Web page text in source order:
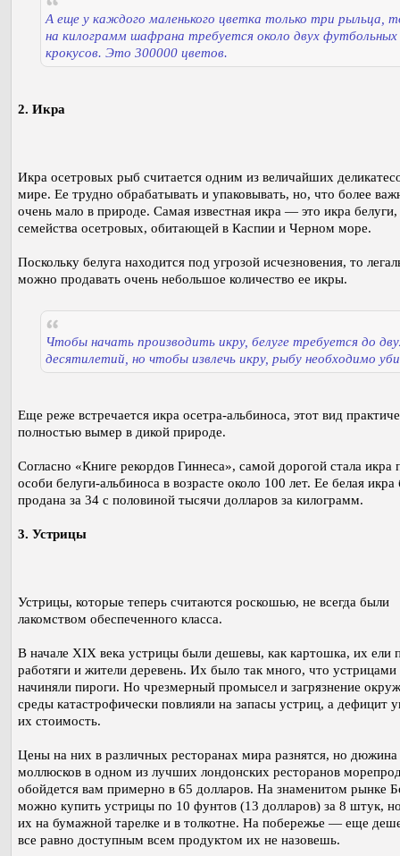
А еще у каждого маленького цветка только три рыльца,
на килограмм шафрана требуется около двух футбольных
крокусов. Это 300000 цветов.
2. Икра
Икра осетровых рыб считается одним из величайших
мире. Ее трудно обрабатывать и упаковывать, но, что более
очень мало в природе. Самая известная икра — это икра
семейства осетровых, обитающей в Каспии и Черном море.
Поскольку белуга находится под угрозой исчезновения, то
можно продавать очень небольшое количество ее икры.
Чтобы начать производить икру, белуге требуется до
десятилетий, но чтобы извлечь икру, рыбу необходимо
Еще реже встречается икра осетра-альбиноса, этот вид
полностью вымер в дикой природе.
Согласно «Книге рекордов Гиннеса», самой дорогой стала икра
особи белуги-альбиноса в возрасте около 100 лет. Ее белая икра
продана за 34 с половиной тысячи долларов за килограмм.
3. Устрицы
Устрицы, которые теперь считаются роскошью, не всегда были
лакомством обеспеченного класса.
В начале XIX века устрицы были дешевы, как картошка, их ели
работяги и жители деревень. Их было так много, что устрицами
начиняли пироги. Но чрезмерный промысел и загрязнение
среды катастрофически повлияли на запасы устриц, а дефицит
их стоимость.
Цены на них в различных ресторанах мира разнятся, но дюжина
моллюсков в одном из лучших лондонских ресторанов
обойдется вам примерно в 65 долларов. На знаменитом рынке
можно купить устрицы по 10 фунтов (13 долларов) за 8 штук,
их на бумажной тарелке и в толкотне. На побережье — еще
все равно доступным всем продуктом их не назовешь.